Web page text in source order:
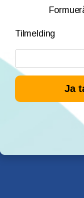
Tilmelding